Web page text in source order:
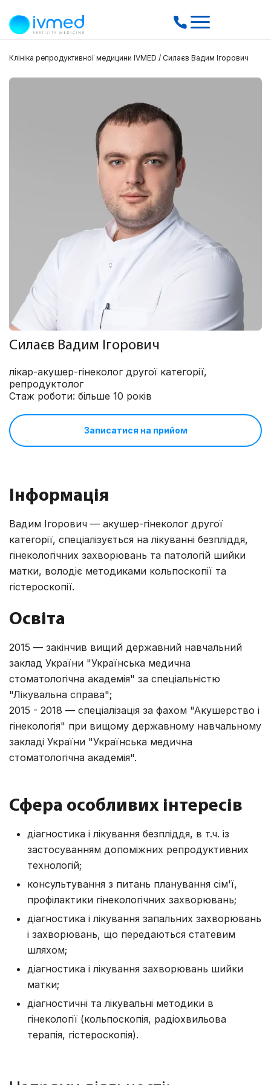
Клініка репродуктивної медицини IVMED / Силаєв Вадим Ігорович
Силаєв Вадим Ігорович
лікар-акушер-гінеколог другої категорії,
репродуктолог
Стаж роботи: більше 10 років
Записатися на прийом
Інформація
Вадим Ігорович — акушер-гінеколог другої
категорії, спеціалізується на лікуванні безпліддя,
гінекологічних захворювань та патологій шийки
матки, володіє методиками кольпоскопії та
гістероскопії.
Освіта
2015 — закінчив вищий державний навчальний
заклад України "Українська медична
стоматологічна академія" за спеціальністю
"Лікувальна справа";
2015 - 2018 — спеціалізація за фахом "Акушерство і
гінекологія" при вищому державному навчальному
закладі України "Українська медична
стоматологічна академія".
Сфера особливих інтересів
діагностика і лікування безпліддя, в т.ч. із
застосуванням допоміжних репродуктивних
технологій;
консультування з питань планування сім'ї,
профілактики гінекологічних захворювань;
діагностика і лікування запальних захворювань
і захворювань, що передаються статевим
шляхом;
діагностика і лікування захворювань шийки
матки;
діагностичні та лікувальні методики в
гінекології (кольпоскопія, радіохвильова
терапія, гістероскопія).